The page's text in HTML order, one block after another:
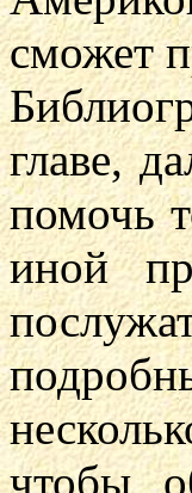
сможет
главе,
помочь
иной
чтобы